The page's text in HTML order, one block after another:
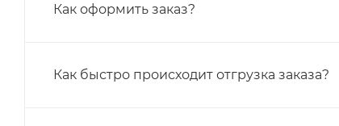
Как оформить заказ?
Как быстро происходит отгрузка заказа?